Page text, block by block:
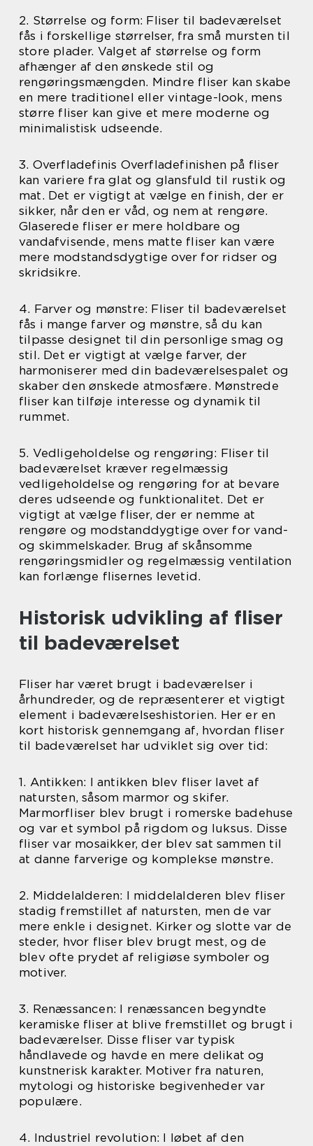
2. Størrelse og form: Fliser til badeværelset
fås i forskellige størrelser, fra små mursten til
store plader. Valget af størrelse og form
afhænger af den ønskede stil og
rengøringsmængden. Mindre fliser kan skabe
en mere traditionel eller vintage-look, mens
større fliser kan give et mere moderne og
minimalistisk udseende.
3. Overfladefinis Overfladefinishen på fliser
kan variere fra glat og glansfuld til rustik og
mat. Det er vigtigt at vælge en finish, der er
sikker, når den er våd, og nem at rengøre.
Glaserede fliser er mere holdbare og
vandafvisende, mens matte fliser kan være
mere modstandsdygtige over for ridser og
skridsikre.
4. Farver og mønstre: Fliser til badeværelset
fås i mange farver og mønstre, så du kan
tilpasse designet til din personlige smag og
stil. Det er vigtigt at vælge farver, der
harmoniserer med din badeværelsespalet og
skaber den ønskede atmosfære. Mønstrede
fliser kan tilføje interesse og dynamik til
rummet.
5. Vedligeholdelse og rengøring: Fliser til
badeværelset kræver regelmæssig
vedligeholdelse og rengøring for at bevare
deres udseende og funktionalitet. Det er
vigtigt at vælge fliser, der er nemme at
rengøre og modstanddygtige over for vand-
og skimmelskader. Brug af skånsomme
rengøringsmidler og regelmæssig ventilation
kan forlænge flisernes levetid.
Historisk udvikling af fliser
til badeværelset
Fliser har været brugt i badeværelser i
århundreder, og de repræsenterer et vigtigt
element i badeværelseshistorien. Her er en
kort historisk gennemgang af, hvordan fliser
til badeværelset har udviklet sig over tid:
1. Antikken: I antikken blev fliser lavet af
natursten, såsom marmor og skifer.
Marmorfliser blev brugt i romerske badehuse
og var et symbol på rigdom og luksus. Disse
fliser var mosaikker, der blev sat sammen til
at danne farverige og komplekse mønstre.
2. Middelalderen: I middelalderen blev fliser
stadig fremstillet af natursten, men de var
mere enkle i designet. Kirker og slotte var de
steder, hvor fliser blev brugt mest, og de
blev ofte prydet af religiøse symboler og
motiver.
3. Renæssancen: I renæssancen begyndte
keramiske fliser at blive fremstillet og brugt i
badeværelser. Disse fliser var typisk
håndlavede og havde en mere delikat og
kunstnerisk karakter. Motiver fra naturen,
mytologi og historiske begivenheder var
populære.
4. Industriel revolution: I løbet af den